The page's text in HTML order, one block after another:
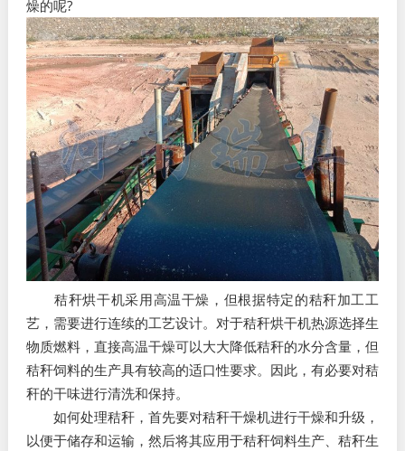
燥的呢?
秸秆烘干机采用高温干燥，但根据特定的秸秆加工工
艺，需要进行连续的工艺设计。对于秸秆烘干机热源选择生
物质燃料，直接高温干燥可以大大降低秸秆的水分含量，但
秸秆饲料的生产具有较高的适口性要求。因此，有必要对秸
秆的干味进行清洗和保持。
如何处理秸秆，首先要对秸秆干燥机进行干燥和升级，
以便于储存和运输，然后将其应用于秸秆饲料生产、秸秆生